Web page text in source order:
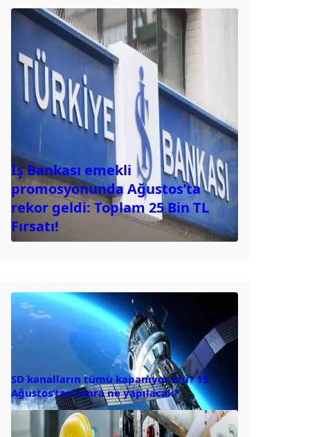
İş Bankası emekli
promosyonunda Ağustos’ta
rekor geldi: Toplam 25 Bin TL
Fırsatı!
SD kanalların tümü kapanıyor mu? 15
Ağustos’tan sonra ne yapılacak?